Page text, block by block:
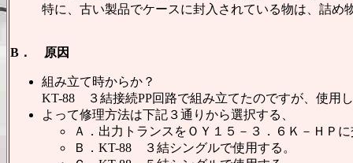
特に、古い製品でケースに封入されている物は、詰
B． 原因
組み立て時からか？
KT-88 ３結接続PP回路で組み立てたのですが、使用
よって修理方法は下記３通りから選択する、
Ａ．出力トランスをＯＹ１５－３．６Ｋ－ＨＰ
Ｂ．KT-88 ３結シングルで使用する。